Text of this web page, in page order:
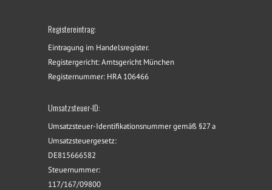
Registereintrag:
Eintragung im Handelsregister.
Registergericht: Amtsgericht München
Registernummer: HRA 106466
Umsatzsteuer-ID:
Umsatzsteuer-Identifikationsnummer gemäß §27 a
Umsatzsteuergesetz:
DE815666582
Steuernummer:
117/167/09800